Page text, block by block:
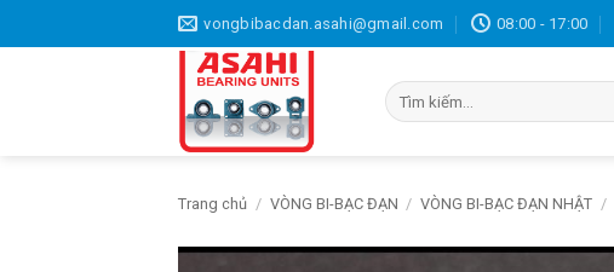
qua
vongbibacdan.asahi@gmail.com 08:00 - 17:00
Tìm
kiếm:
Trang chủ / VÒNG BI-BẠC ĐẠN / VÒNG BI-BẠC ĐẠN NHẬT /